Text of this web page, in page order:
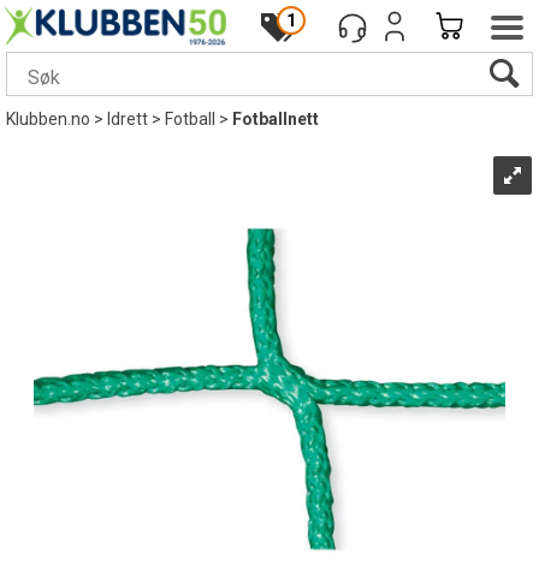
1
Klubben.no> Idrett>Fotball > Fotballnett